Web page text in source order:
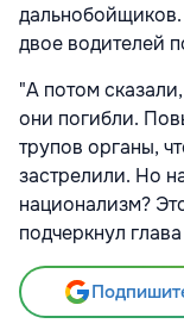
двое водителей
"А потом
они погибли.
трупов органы,
застрелили. Но
национализм?
подчеркнул